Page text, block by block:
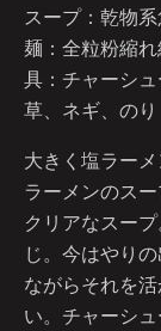
スープ：乾物
麺：全粒粉縮れ
具：チャーシ
草、ネギ、のり
大きく塩ラー
ラーメンのス
クリアなスー
じ。今はやり
ながらそれを
い。チャーシ